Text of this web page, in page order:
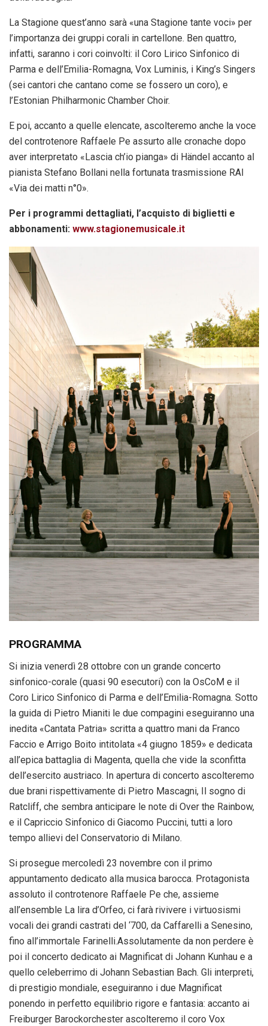
La Stagione quest’anno sarà «una Stagione tante voci» per
l’importanza dei gruppi corali in cartellone. Ben quattro,
infatti, saranno i cori coinvolti: il Coro Lirico Sinfonico di
Parma e dell’Emilia-Romagna, Vox Luminis, i King’s Singers
(sei cantori che cantano come se fossero un coro), e
l’Estonian Philharmonic Chamber Choir.
E poi, accanto a quelle elencate, ascolteremo anche la voce
del controtenore Raffaele Pe assurto alle cronache dopo
aver interpretato «Lascia ch’io pianga» di Händel accanto al
pianista Stefano Bollani nella fortunata trasmissione RAI
«Via dei matti n°0».
Per i programmi dettagliati, l’acquisto di biglietti e
abbonamenti: www.stagionemusicale.it
PROGRAMMA
Si inizia venerdì 28 ottobre con un grande concerto
sinfonico-corale (quasi 90 esecutori) con la OsCoM e il
Coro Lirico Sinfonico di Parma e dell’Emilia-Romagna. Sotto
la guida di Pietro Mianiti le due compagini eseguiranno una
inedita «Cantata Patria» scritta a quattro mani da Franco
Faccio e Arrigo Boito intitolata «4 giugno 1859» e dedicata
all’epica battaglia di Magenta, quella che vide la sconfitta
dell’esercito austriaco. In apertura di concerto ascolteremo
due brani rispettivamente di Pietro Mascagni, Il sogno di
Ratcliff, che sembra anticipare le note di Over the Rainbow,
e il Capriccio Sinfonico di Giacomo Puccini, tutti a loro
tempo allievi del Conservatorio di Milano.
Si prosegue mercoledì 23 novembre con il primo
appuntamento dedicato alla musica barocca. Protagonista
assoluto il controtenore Raffaele Pe che, assieme
all’ensemble La lira d’Orfeo, ci farà rivivere i virtuosismi
vocali dei grandi castrati del ‘700, da Caffarelli a Senesino,
fino all’immortale Farinelli.Assolutamente da non perdere è
poi il concerto dedicato ai Magnificat di Johann Kunhau e a
quello celeberrimo di Johann Sebastian Bach. Gli interpreti,
di prestigio mondiale, eseguiranno i due Magnificat
ponendo in perfetto equilibrio rigore e fantasia: accanto ai
Freiburger Barockorchester ascolteremo il coro Vox